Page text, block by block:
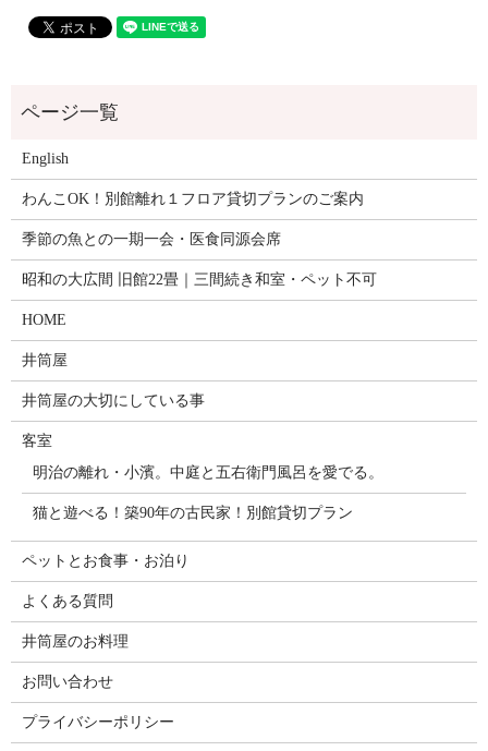
English
わんこOK！別館離れ１フロア貸切プランのご案内
季節の魚との一期一会・医食同源会席
昭和の大広間 旧館22畳｜三間続き和室・ペット不可
HOME
井筒屋
井筒屋の大切にしている事
客室
明治の離れ・小濱。中庭と五右衛門風呂を愛でる。
猫と遊べる！築90年の古民家！別館貸切プラン
ペットとお食事・お泊り
よくある質問
井筒屋のお料理
お問い合わせ
プライバシーポリシー